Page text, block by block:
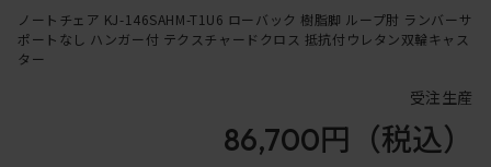
ノートチェア KJ-146SAHM-T1U6 ローバック 樹脂脚 ループ肘 ランバーサ
ポートなし ハンガー付 テクスチャードクロス 抵抗付ウレタン双輪キャス
ター
受注生産
86,700円 （税込）